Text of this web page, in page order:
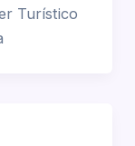
Turístico